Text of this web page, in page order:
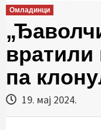
Омладинци
вратили
па
19. мај 2024.